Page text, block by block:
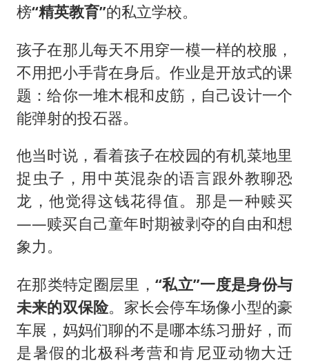
榜“精英教育”的私立学校。
孩子在那儿每天不用穿一模一样的校服，
不用把小手背在身后。作业是开放式的课
题：给你一堆木棍和皮筋，自己设计一个
能弹射的投石器。
他当时说，看着孩子在校园的有机菜地里
捉虫子，用中英混杂的语言跟外教聊恐
龙，他觉得这钱花得值。那是一种赎买
——赎买自己童年时期被剥夺的自由和想
象力。
在那类特定圈层里， “私立”一度是身份与
未来的双保险。家长会停车场像小型的豪
车展，妈妈们聊的不是哪本练习册好，而
是暑假的北极科考营和肯尼亚动物大迁